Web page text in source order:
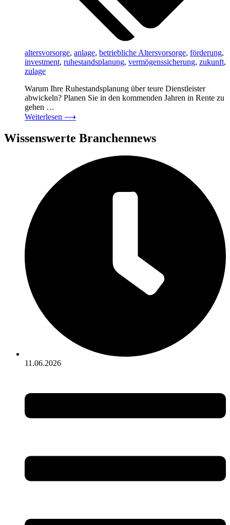
altersvorsorge, anlage, betriebliche Altersvorsorge, förderung,
investment, ruhestandsplanung, vermögenssicherung, zukunft,
zulage
Warum Ihre Ruhestandsplanung über teure Dienstleister
abwickeln? Planen Sie in den kommenden Jahren in Rente zu
gehen …
Weiterlesen ⟶
Wissenswerte Branchennews
11.06.2026